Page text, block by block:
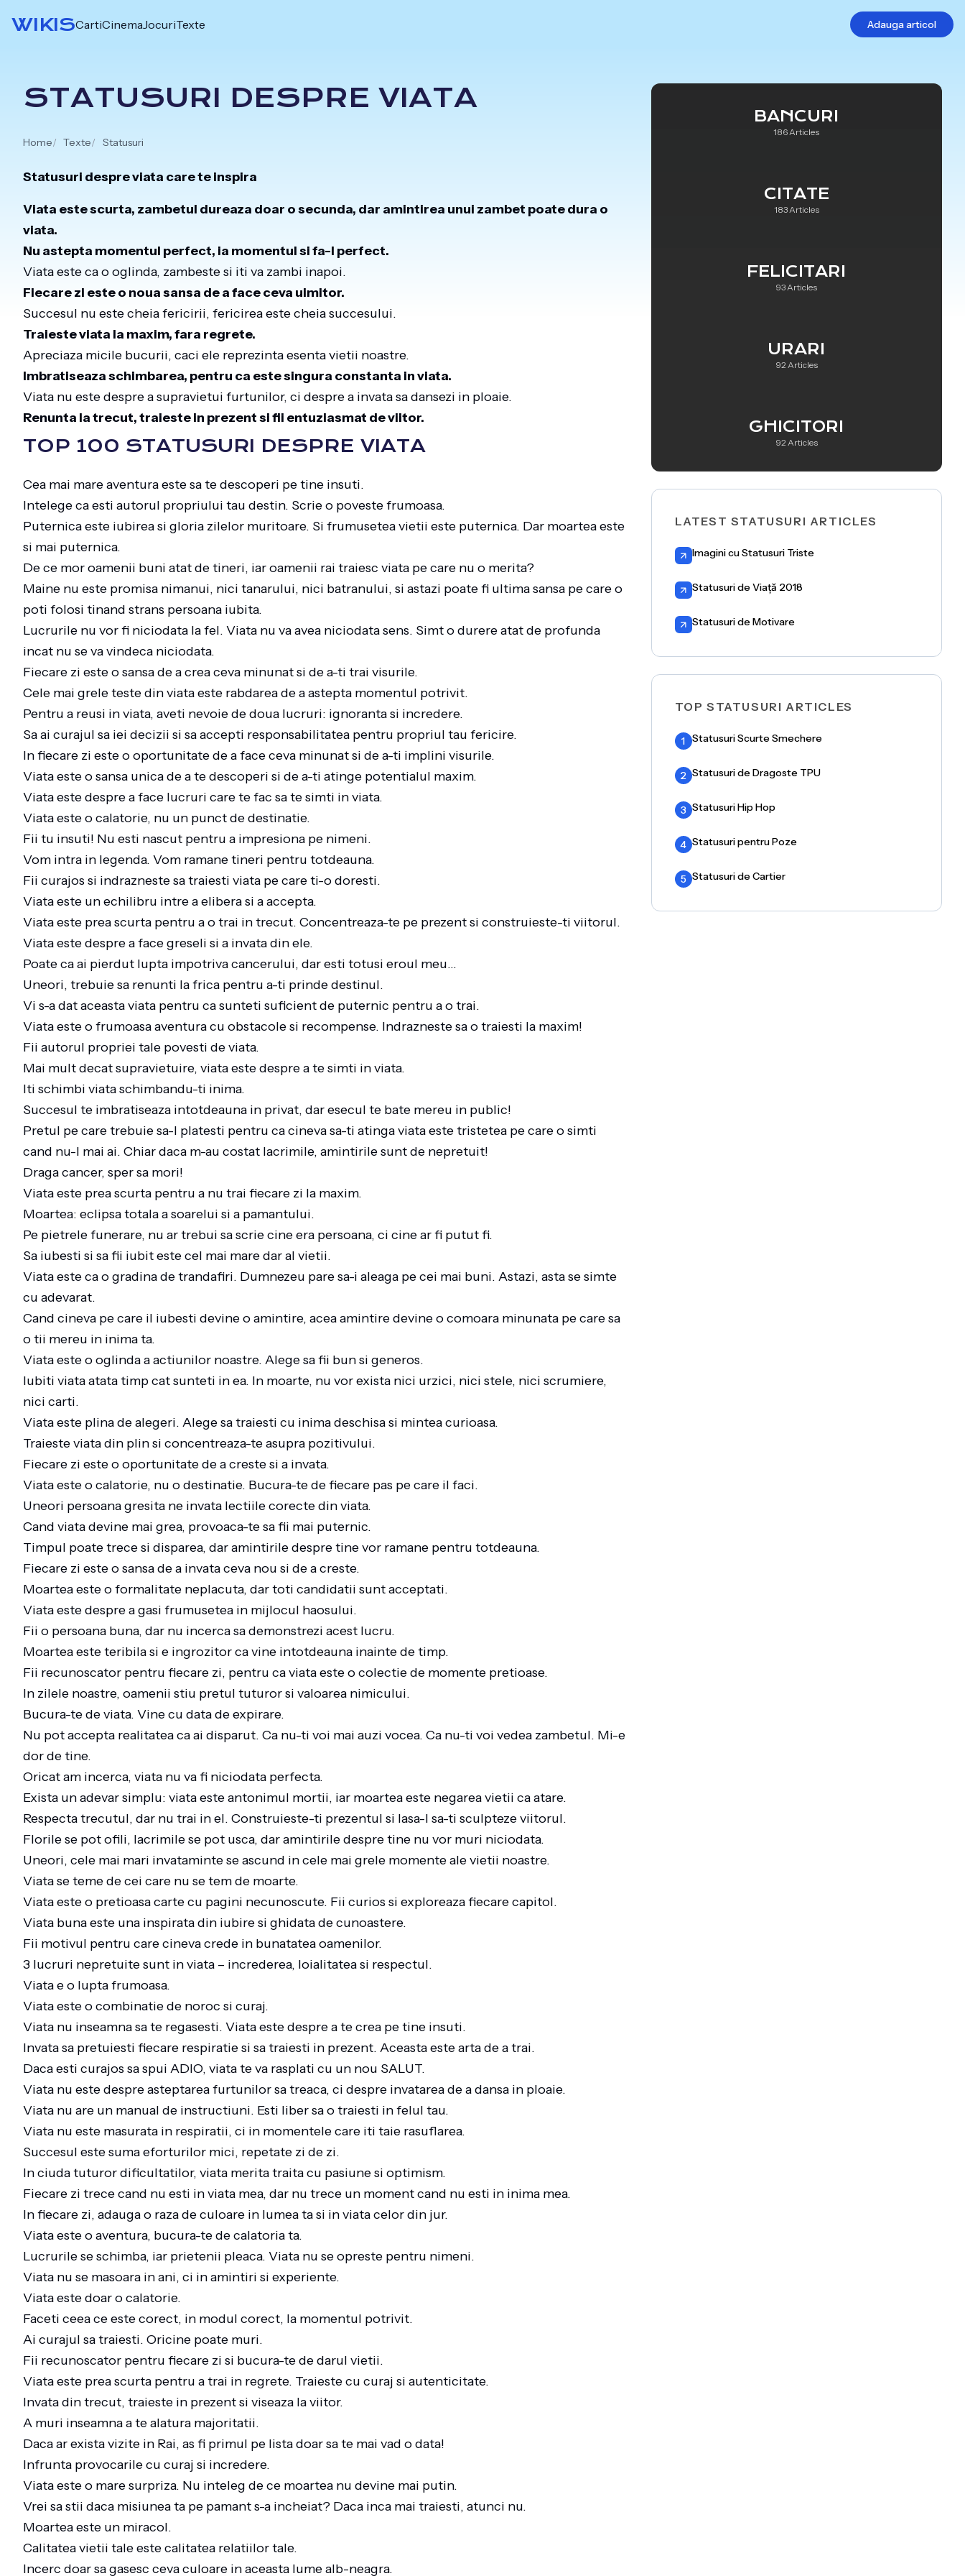
WIKISCartiCinemaJocuriTexte Adauga articol
STATUSURI DESPRE VIATA
Home Texte Statusuri
Statusuri despre viata care te inspira
Viata este scurta, zambetul dureaza doar o secunda, dar amintirea unui zambet poate dura o
viata.
Nu astepta momentul perfect, ia momentul si fa-l perfect.
Viata este ca o oglinda, zambeste si iti va zambi inapoi.
Fiecare zi este o noua sansa de a face ceva uimitor.
Succesul nu este cheia fericirii, fericirea este cheia succesului.
Traieste viata la maxim, fara regrete.
Apreciaza micile bucurii, caci ele reprezinta esenta vietii noastre.
Imbratiseaza schimbarea, pentru ca este singura constanta in viata.
Viata nu este despre a supravietui furtunilor, ci despre a invata sa dansezi in ploaie.
Renunta la trecut, traieste in prezent si fii entuziasmat de viitor.
TOP 100 STATUSURI DESPRE VIATA
Cea mai mare aventura este sa te descoperi pe tine insuti.
Intelege ca esti autorul propriului tau destin. Scrie o poveste frumoasa.
Puternica este iubirea si gloria zilelor muritoare. Si frumusetea vietii este puternica. Dar moartea este
si mai puternica.
De ce mor oamenii buni atat de tineri, iar oamenii rai traiesc viata pe care nu o merita?
Maine nu este promisa nimanui, nici tanarului, nici batranului, si astazi poate fi ultima sansa pe care o
poti folosi tinand strans persoana iubita.
Lucrurile nu vor fi niciodata la fel. Viata nu va avea niciodata sens. Simt o durere atat de profunda
incat nu se va vindeca niciodata.
Fiecare zi este o sansa de a crea ceva minunat si de a-ti trai visurile.
Cele mai grele teste din viata este rabdarea de a astepta momentul potrivit.
Pentru a reusi in viata, aveti nevoie de doua lucruri: ignoranta si incredere.
Sa ai curajul sa iei decizii si sa accepti responsabilitatea pentru propriul tau fericire.
In fiecare zi este o oportunitate de a face ceva minunat si de a-ti implini visurile.
Viata este o sansa unica de a te descoperi si de a-ti atinge potentialul maxim.
Viata este despre a face lucruri care te fac sa te simti in viata.
Viata este o calatorie, nu un punct de destinatie.
Fii tu insuti! Nu esti nascut pentru a impresiona pe nimeni.
Vom intra in legenda. Vom ramane tineri pentru totdeauna.
Fii curajos si indrazneste sa traiesti viata pe care ti-o doresti.
Viata este un echilibru intre a elibera si a accepta.
Viata este prea scurta pentru a o trai in trecut. Concentreaza-te pe prezent si construieste-ti viitorul.
Viata este despre a face greseli si a invata din ele.
Poate ca ai pierdut lupta impotriva cancerului, dar esti totusi eroul meu…
Uneori, trebuie sa renunti la frica pentru a-ti prinde destinul.
Vi s-a dat aceasta viata pentru ca sunteti suficient de puternic pentru a o trai.
Viata este o frumoasa aventura cu obstacole si recompense. Indrazneste sa o traiesti la maxim!
Fii autorul propriei tale povesti de viata.
Mai mult decat supravietuire, viata este despre a te simti in viata.
Iti schimbi viata schimbandu-ti inima.
Succesul te imbratiseaza intotdeauna in privat, dar esecul te bate mereu in public!
Pretul pe care trebuie sa-l platesti pentru ca cineva sa-ti atinga viata este tristetea pe care o simti
cand nu-l mai ai. Chiar daca m-au costat lacrimile, amintirile sunt de nepretuit!
Draga cancer, sper sa mori!
Viata este prea scurta pentru a nu trai fiecare zi la maxim.
Moartea: eclipsa totala a soarelui si a pamantului.
Pe pietrele funerare, nu ar trebui sa scrie cine era persoana, ci cine ar fi putut fi.
Sa iubesti si sa fii iubit este cel mai mare dar al vietii.
Viata este ca o gradina de trandafiri. Dumnezeu pare sa-i aleaga pe cei mai buni. Astazi, asta se simte
cu adevarat.
Cand cineva pe care il iubesti devine o amintire, acea amintire devine o comoara minunata pe care sa
o tii mereu in inima ta.
Viata este o oglinda a actiunilor noastre. Alege sa fii bun si generos.
Iubiti viata atata timp cat sunteti in ea. In moarte, nu vor exista nici urzici, nici stele, nici scrumiere,
nici carti.
Viata este plina de alegeri. Alege sa traiesti cu inima deschisa si mintea curioasa.
Traieste viata din plin si concentreaza-te asupra pozitivului.
Fiecare zi este o oportunitate de a creste si a invata.
Viata este o calatorie, nu o destinatie. Bucura-te de fiecare pas pe care il faci.
Uneori persoana gresita ne invata lectiile corecte din viata.
Cand viata devine mai grea, provoaca-te sa fii mai puternic.
Timpul poate trece si disparea, dar amintirile despre tine vor ramane pentru totdeauna.
Fiecare zi este o sansa de a invata ceva nou si de a creste.
Moartea este o formalitate neplacuta, dar toti candidatii sunt acceptati.
Viata este despre a gasi frumusetea in mijlocul haosului.
Fii o persoana buna, dar nu incerca sa demonstrezi acest lucru.
Moartea este teribila si e ingrozitor ca vine intotdeauna inainte de timp.
Fii recunoscator pentru fiecare zi, pentru ca viata este o colectie de momente pretioase.
In zilele noastre, oamenii stiu pretul tuturor si valoarea nimicului.
Bucura-te de viata. Vine cu data de expirare.
Nu pot accepta realitatea ca ai disparut. Ca nu-ti voi mai auzi vocea. Ca nu-ti voi vedea zambetul. Mi-e
dor de tine.
Oricat am incerca, viata nu va fi niciodata perfecta.
Exista un adevar simplu: viata este antonimul mortii, iar moartea este negarea vietii ca atare.
Respecta trecutul, dar nu trai in el. Construieste-ti prezentul si lasa-l sa-ti sculpteze viitorul.
Florile se pot ofili, lacrimile se pot usca, dar amintirile despre tine nu vor muri niciodata.
Uneori, cele mai mari invataminte se ascund in cele mai grele momente ale vietii noastre.
Viata se teme de cei care nu se tem de moarte.
Viata este o pretioasa carte cu pagini necunoscute. Fii curios si exploreaza fiecare capitol.
Viata buna este una inspirata din iubire si ghidata de cunoastere.
Fii motivul pentru care cineva crede in bunatatea oamenilor.
3 lucruri nepretuite sunt in viata – increderea, loialitatea si respectul.
Viata e o lupta frumoasa.
Viata este o combinatie de noroc si curaj.
Viata nu inseamna sa te regasesti. Viata este despre a te crea pe tine insuti.
Invata sa pretuiesti fiecare respiratie si sa traiesti in prezent. Aceasta este arta de a trai.
Daca esti curajos sa spui ADIO, viata te va rasplati cu un nou SALUT.
Viata nu este despre asteptarea furtunilor sa treaca, ci despre invatarea de a dansa in ploaie.
Viata nu are un manual de instructiuni. Esti liber sa o traiesti in felul tau.
Viata nu este masurata in respiratii, ci in momentele care iti taie rasuflarea.
Succesul este suma eforturilor mici, repetate zi de zi.
In ciuda tuturor dificultatilor, viata merita traita cu pasiune si optimism.
Fiecare zi trece cand nu esti in viata mea, dar nu trece un moment cand nu esti in inima mea.
In fiecare zi, adauga o raza de culoare in lumea ta si in viata celor din jur.
Viata este o aventura, bucura-te de calatoria ta.
Lucrurile se schimba, iar prietenii pleaca. Viata nu se opreste pentru nimeni.
Viata nu se masoara in ani, ci in amintiri si experiente.
Viata este doar o calatorie.
Faceti ceea ce este corect, in modul corect, la momentul potrivit.
Ai curajul sa traiesti. Oricine poate muri.
Fii recunoscator pentru fiecare zi si bucura-te de darul vietii.
Viata este prea scurta pentru a trai in regrete. Traieste cu curaj si autenticitate.
Invata din trecut, traieste in prezent si viseaza la viitor.
A muri inseamna a te alatura majoritatii.
Daca ar exista vizite in Rai, as fi primul pe lista doar sa te mai vad o data!
Infrunta provocarile cu curaj si incredere.
Viata este o mare surpriza. Nu inteleg de ce moartea nu devine mai putin.
Vrei sa stii daca misiunea ta pe pamant s-a incheiat? Daca inca mai traiesti, atunci nu.
Moartea este un miracol.
Calitatea vietii tale este calitatea relatiilor tale.
Incerc doar sa gasesc ceva culoare in aceasta lume alb-neagra.
BANCURI
186 Articles
CITATE
183 Articles
FELICITARI
93 Articles
URARI
92 Articles
GHICITORI
92 Articles
LATEST STATUSURI ARTICLES
Imagini cu Statusuri Triste
Statusuri de Viață 2018
Statusuri de Motivare
TOP STATUSURI ARTICLES
1 Statusuri Scurte Smechere
2 Statusuri de Dragoste TPU
3 Statusuri Hip Hop
4 Statusuri pentru Poze
5 Statusuri de Cartier